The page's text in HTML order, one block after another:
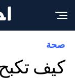
صحة
كيف